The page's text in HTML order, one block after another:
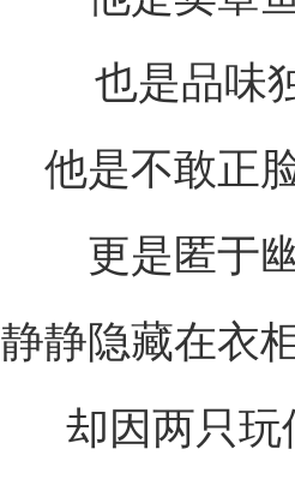
也是品味
他是不敢正
更是匿于
静静隐藏在衣
却因两只